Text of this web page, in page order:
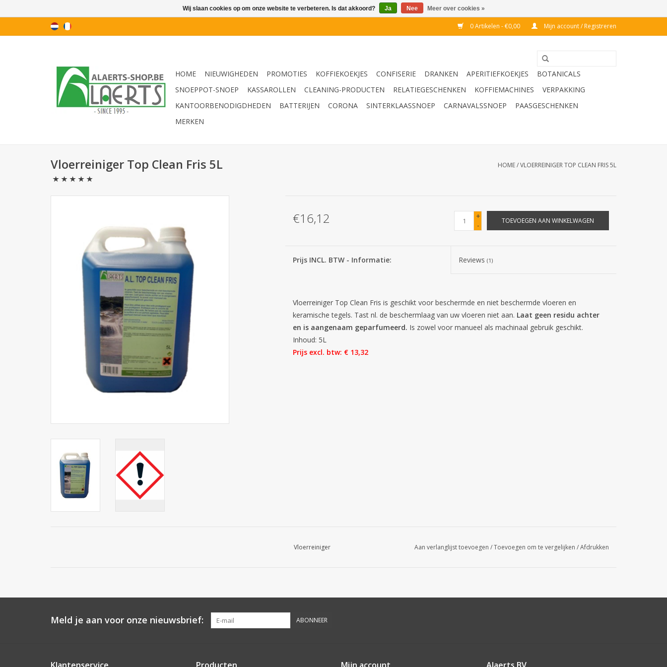
0 Artikelen - €0,00 Mijn account / Registreren
HOME NIEUWIGHEDEN PROMOTIES KOFFIEKOEKJES CONFISERIE DRANKEN APERITIEFKOEKJES
BOTANICALS
SNOEPPOT-SNOEP
KASSAROLLEN CLEANING-PRODUCTEN RELATIEGESCHENKEN KOFFIEMACHINES
VERPAKKING
KANTOORBENODIGDHEDEN
BATTERIJEN CORONA SINTERKLAASSNOEP CARNAVALSSNOEP
PAASGESCHENKEN
MERKEN
Vloerreiniger Top Clean Fris 5L HOME/VLOERREINIGER TOP CLEAN FRIS 5L
€16,12
+
-
TOEVOEGEN AAN WINKELWAGEN
Prijs INCL. BTW - Informatie: Reviews(1)
Vloerreiniger Top Clean Fris is geschikt voor beschermde en niet beschermde vloeren en
keramische tegels. Tast nl. de beschermlaag van uw vloeren niet aan. Laat geen residu achter
en is aangenaam geparfumeerd. Is zowel voor manueel als machinaal gebruik geschikt.
Inhoud: 5L
Prijs excl. btw: € 13,32
Vloerreiniger Aan verlanglijst toevoegen /Toevoegen om te vergelijken /Afdrukken
Meld je aan voor onze nieuwsbrief: ABONNEER
Wij slaan cookies op om onze website te verbeteren. Is dat akkoord? Ja Nee Meer over cookies »